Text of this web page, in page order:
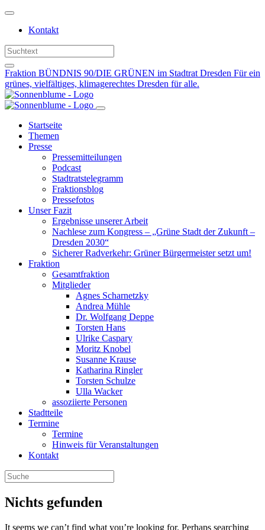
Weiter
Inhalt
Kontakt
Fraktion BÜNDNIS 90/DIE GRÜNEN im Stadtrat Dresden Für ein
grünes, vielfältiges, klimagerechtes Dresden für alle.
Startseite
Themen
Presse
Pressemitteilungen
Podcast
Stadtratstelegramm
Fraktionsblog
Pressefotos
Unser Fazit
Ergebnisse unserer Arbeit
Nachlese zum Kongress – „Grüne Stadt der Zukunft –
Dresden 2030“
Sicherer Radverkehr: Grüner Bürgermeister setzt um!
Fraktion
Gesamtfraktion
Mitglieder
Agnes Scharnetzky
Andrea Mühle
Dr. Wolfgang Deppe
Torsten Hans
Ulrike Caspary
Moritz Knobel
Susanne Krause
Katharina Ringler
Torsten Schulze
Ulla Wacker
assoziierte Personen
Stadtteile
Termine
Termine
Hinweis für Veranstaltungen
Kontakt
Nichts gefunden
It seems we can’t find what you’re looking for. Perhaps searching